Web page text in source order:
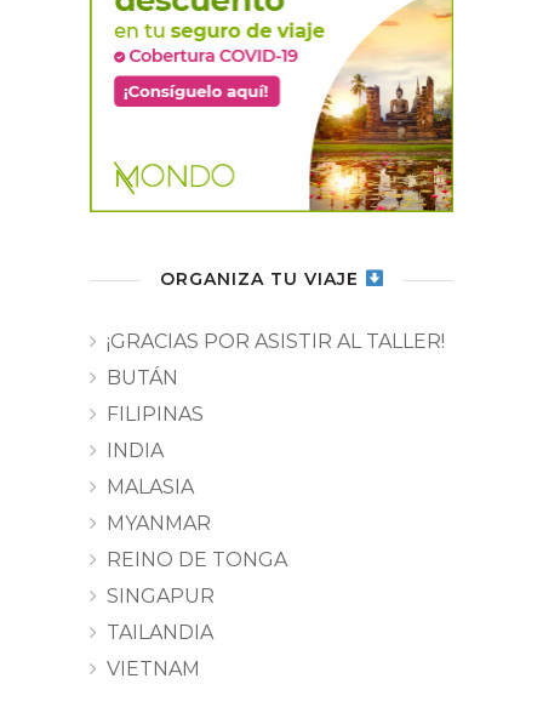
ORGANIZA TU VIAJE
¡GRACIAS POR ASISTIR AL TALLER!
BUTÁN
FILIPINAS
INDIA
MALASIA
MYANMAR
REINO DE TONGA
SINGAPUR
TAILANDIA
VIETNAM